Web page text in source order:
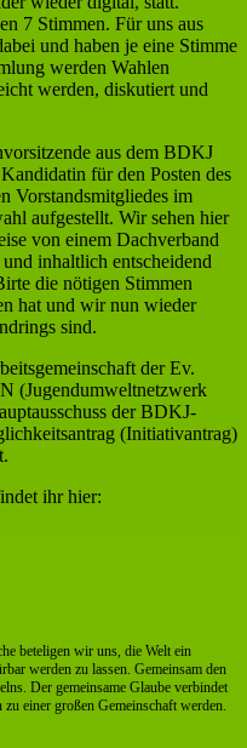
7 Stimmen. Für uns aus
und haben je eine Stimme
werden Wahlen
werden, diskutiert und
aus dem BDKJ
für den Posten des
Vorstandsmitgliedes im
aufgestellt. Wir sehen hier
von einem Dachverband
inhaltlich entscheidend
die nötigen Stimmen
hat und wir nun wieder
sind.
der Ev.
(Jugendumweltnetzwerk
der BDKJ-
(Initiativantrag)
ihr hier:
beteligen wir uns, die Welt ein
werden zu lassen. Gemeinsam den
Der gemeinsame Glaube verbindet
einer großen Gemeinschaft werden.